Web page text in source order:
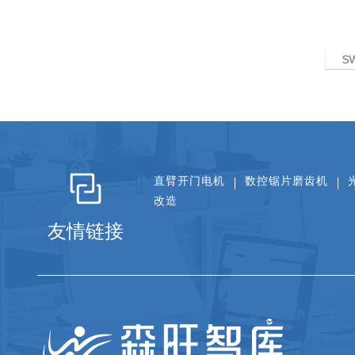
友情链接
直臂开门电机 数控锯片磨齿机
改造